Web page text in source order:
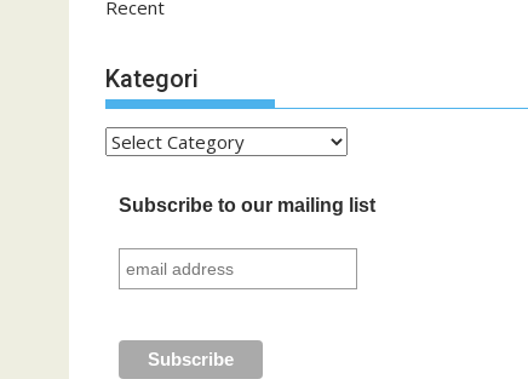
Recent
Kategori
Kategori
Subscribe to our mailing list